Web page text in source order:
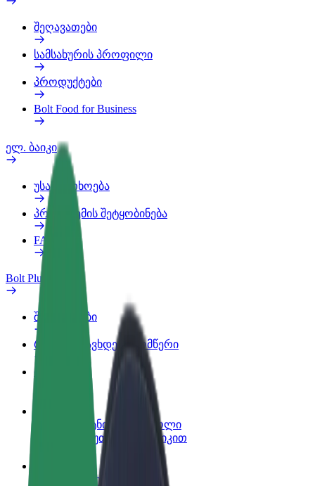
შეღავათები
სამსახურის პროფილი
პროდუქტები
Bolt Food for Business
ელ. ბაიკი
უსაფრთხოება
პრობლემის შეტყობინება
FAQ
Bolt Plus
შეღავათები
როგორ გავხდე გამომწერი
ინფო
გახდი პარტნიორი მძღოლი
იმუშავე საკუთარი გრაფიკით
გახდი კურიერი